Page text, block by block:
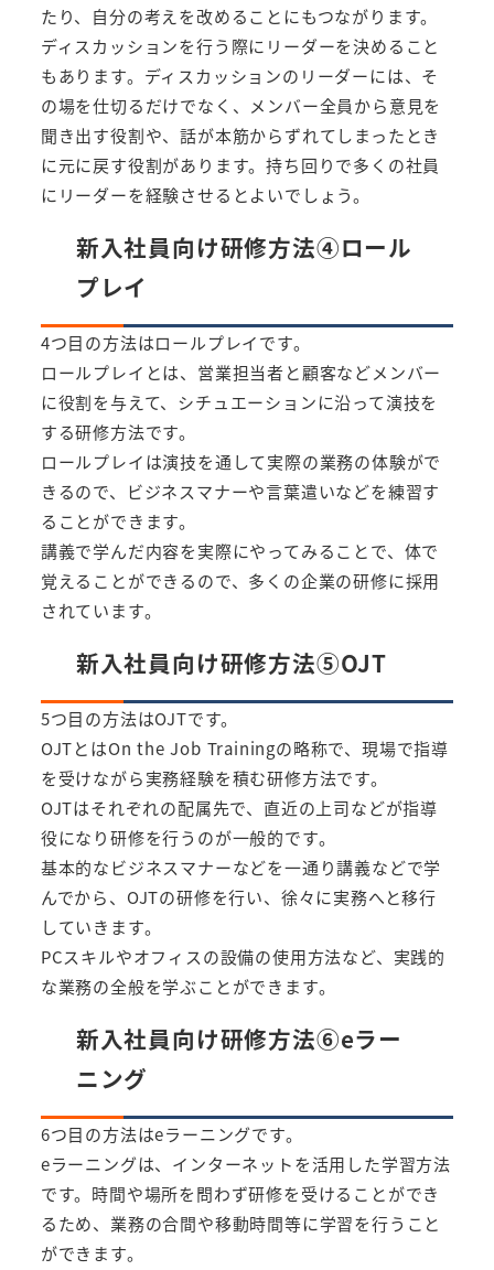
たり、自分の考えを改めることにもつながります。
ディスカッションを行う際にリーダーを決めること
もあります。ディスカッションのリーダーには、そ
の場を仕切るだけでなく、メンバー全員から意見を
聞き出す役割や、話が本筋からずれてしまったとき
に元に戻す役割があります。持ち回りで多くの社員
にリーダーを経験させるとよいでしょう。
新入社員向け研修方法④ロール
プレイ
4つ目の方法はロールプレイです。
ロールプレイとは、営業担当者と顧客などメンバー
に役割を与えて、シチュエーションに沿って演技を
する研修方法です。
ロールプレイは演技を通して実際の業務の体験がで
きるので、ビジネスマナーや言葉遣いなどを練習す
ることができます。
講義で学んだ内容を実際にやってみることで、体で
覚えることができるので、多くの企業の研修に採用
されています。
新入社員向け研修方法⑤OJT
5つ目の方法はOJTです。
OJTとはOn the Job Trainingの略称で、現場で指導
を受けながら実務経験を積む研修方法です。
OJTはそれぞれの配属先で、直近の上司などが指導
役になり研修を行うのが一般的です。
基本的なビジネスマナーなどを一通り講義などで学
んでから、OJTの研修を行い、徐々に実務へと移行
していきます。
PCスキルやオフィスの設備の使用方法など、実践的
な業務の全般を学ぶことができます。
新入社員向け研修方法⑥eラー
ニング
6つ目の方法はeラーニングです。
eラーニングは、インターネットを活用した学習方法
です。時間や場所を問わず研修を受けることができ
るため、業務の合間や移動時間等に学習を行うこと
ができます。